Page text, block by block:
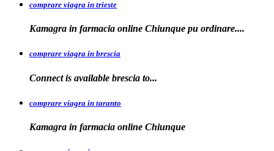
comprare viagra in trieste
Kamagra in farmacia online Chiunque pu ordinare....
comprare viagra in brescia
Connect is available brescia to...
comprare viagra in taranto
Kamagra in farmacia online Chiunque